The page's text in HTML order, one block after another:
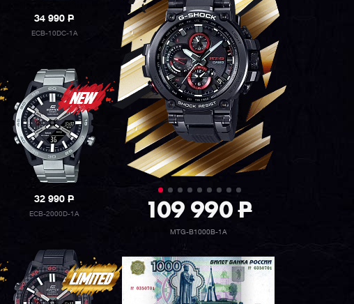
34 990P
ECB-10DC-1A
32 990P
ECB-2000D-1A 109 990P
MTG-B1000B-1A